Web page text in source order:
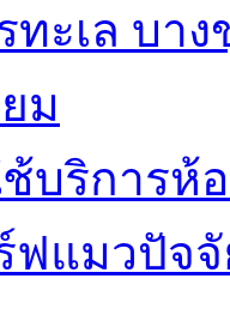
ทะเล บา
ม
บริการห้
ฟแมวปัจ